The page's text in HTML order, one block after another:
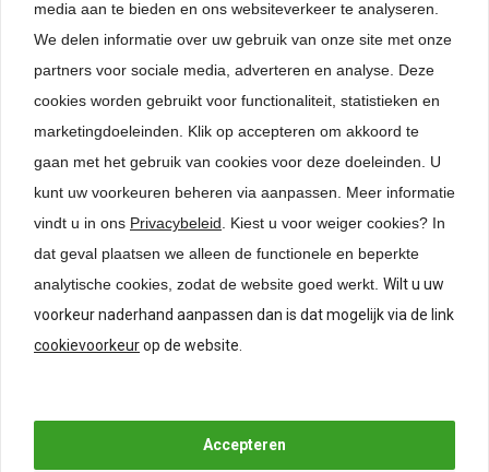
Beoordelingen
Gerelateerde producten
€10,25*
media aan te bieden en ons websiteverkeer te analyseren.
We delen informatie over uw gebruik van onze site met onze
partners voor sociale media, adverteren en analyse. Deze
cookies worden gebruikt voor functionaliteit, statistieken en
marketingdoeleinden. Klik op accepteren om akkoord te
gaan met het gebruik van cookies voor deze doeleinden. U
kunt uw voorkeuren beheren via aanpassen.
Meer informatie
vindt u in ons Privacybeleid . Kiest u voor weiger cookies? In
dat geval plaatsen we alleen de functionele en beperkte
analytische cookies, zodat de website goed werkt. Wilt u uw
voorkeur naderhand aanpassen dan is dat mogelijk via de link
cookievoorkeurop de website.